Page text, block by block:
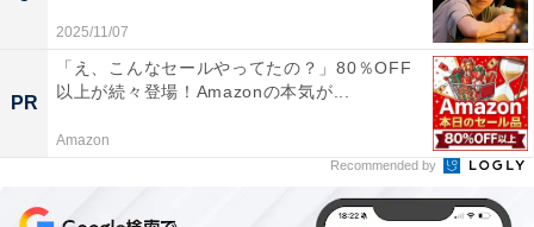
※回答者のコメントは原文ママです
この記事の筆者：福島 ゆき プロフィール
アニメや漫画のレビュー、エンタメトピックスなどを中
取材などのリポート記事も担当。All AboutおよびAll
2025/11/07
PR
「え、こんなセールやってたの？」80％OFF
以上が続々登場！Amazonの本気が...
Amazon
Recommended by